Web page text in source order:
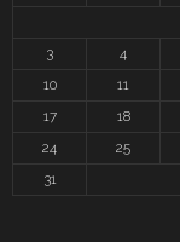
3
4
10
11
17
18
24
25
31